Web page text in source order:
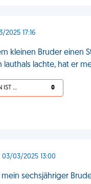
17:16
kleinen Bruder einen
lachte, hat er
ICH STIMME ZU, DEIN LEBEN IST SCHEISSE 0
03/2025 13:00
mein sechsjähriger